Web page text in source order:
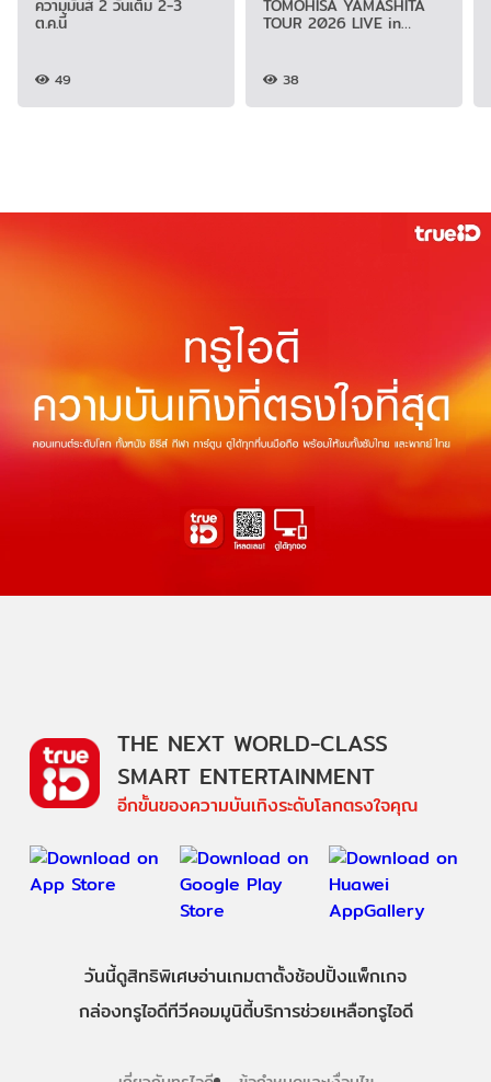
ความมันส์ 2 วันเต็ม 2-3
ต.ค.นี้
49
TOMOHISA YAMASHITA
TOUR 2026 LIVE in
38
THE NEXT WORLD-CLASS
SMART ENTERTAINMENT
อีกขั้นของความบันเทิงระดับโลกตรงใจคุณ
วันนี้ดูสิทธิพิเศษอ่านเกมตาตั้งช้อปปิ้งแพ็กเกจ
กล่องทรูไอดีทีวีคอมมูนิตี้บริการช่วยเหลือทรูไอดี